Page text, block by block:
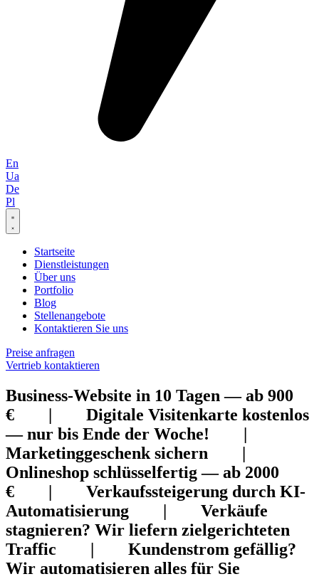
En
Ua
De
Pl
Startseite
Dienstleistungen
Über uns
Portfolio
Blog
Stellenangebote
Kontaktieren Sie uns
Preise anfragen
Vertrieb kontaktieren
Business-Website in 10 Tagen — ab 900
€ | Digitale Visitenkarte kostenlos
— nur bis Ende der Woche! |
Marketinggeschenk sichern |
Onlineshop schlüsselfertig — ab 2000
€ | Verkaufssteigerung durch KI-
Automatisierung | Verkäufe
stagnieren? Wir liefern zielgerichteten
Traffic | Kundenstrom gefällig?
Wir automatisieren alles für Sie